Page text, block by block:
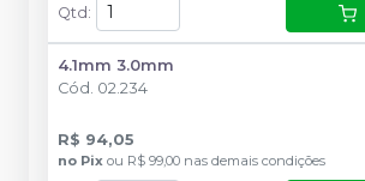
Qtd :
4.1mm 3.0mm
Cód. 02.234
R$ 94,05
no Pix ou R$ 99,00 nas demais condições